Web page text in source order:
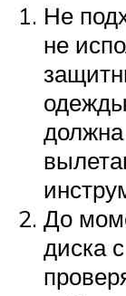
Не
не
должна
До
диска